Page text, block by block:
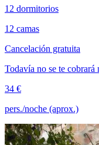
12 dormitorios
12 camas
Cancelación gratuita
Todavía no se te cobrará
34 €
pers./noche (aprox.)